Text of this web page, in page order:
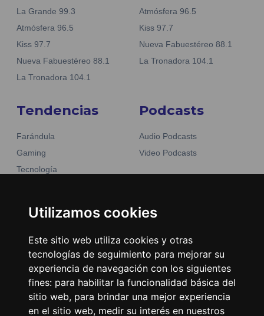
Utilizamos cookies
Este sitio web utiliza cookies y otras
tecnologías de seguimiento para mejorar su
experiencia de navegación con los siguientes
fines: para habilitar la funcionalidad básica del
sitio web, para brindar una mejor experiencia
en el sitio web, medir su interés en nuestros
La Grande 99.3
Atmósfera 96.5
Kiss 97.7
Nueva Fabuestéreo 88.1
La Tronadora 104.1
Atmósfera 96.5
Kiss 97.7
Nueva Fabuestéreo 88.1
La Tronadora 104.1
Tendencias
Farándula
Gaming
Tecnología
Noticias
Podcasts
Audio Podcasts
Video Podcasts
Emisoras Unidas
Encuéntranos
Contacto
Términos y condiciones